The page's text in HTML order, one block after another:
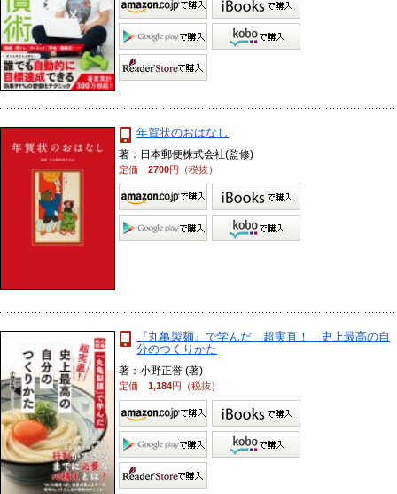
年賀状のおはなし
著：日本郵便株式会社(監修)
定価2700円（税抜）
『丸亀製麺』で学んだ 超実直！ 史上最高の自
分のつくりかた
著：小野正誉 (著)
定価1,184円（税抜）